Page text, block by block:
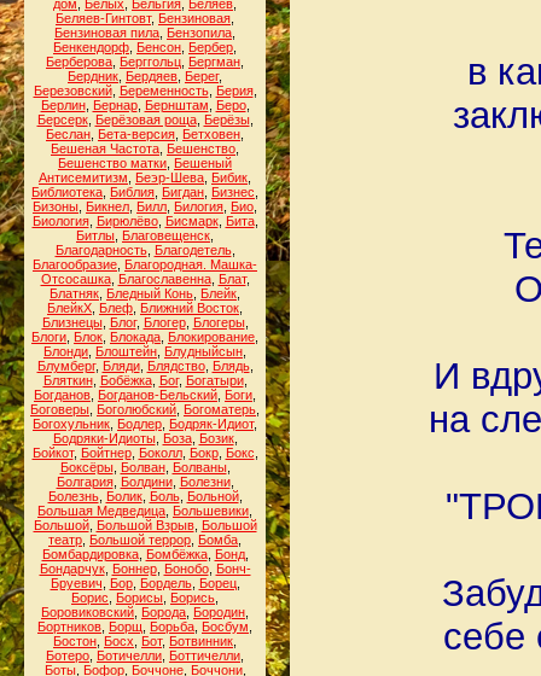
дом
Белых Бельгия Беляев
Беляев-Гинтовт, Бензиновая
Бензиновая пила Бензопила
Бенкендорф Бенсон Бербер
Берберова Берггольц Бергман
Бердник Бердяев Берег,
Березовский, Беременность, Берия,
Берлин, Бернар, Бернштам Беро,
Берсерк, Берёзовая роща, Берёзы,
Беслан Бета-версия Бетховен
Бешеная Частота Бешенство
Бешенство матки Бешеный
Антисемитизм
Беэр-Шева Бибик
Библиотека Библия Бигдан Бизнес
Бизоны Бикнел Билл Билогия Био
Биология, Бирюлёво, Бисмарк, Бита,
Битлы Благовещенск
Благодарность, Благодетель,
Благообразие Благородная. Машка-
Отсосашка, Благославенна, Блат,
Блатняк Бледный Конь Блейк
БлейкХ Блеф Ближний Восток
Близнецы, Блог, Блогер, Блогеры,
Блоги Блок Блокада Блокирование
Блонди Блоштейн Блудныйсын
Блумберг, Бляди, Блядство, Блядь,
Бляткин, Бобёжка, Бог, Богатыри,
Богданов Богданов-Бельский Боги
Боговеры Боголюбский Богоматерь
Богохульник Бодлер Бодряк-Идиот,
Бодряки-Идиоты, Боза, Бозик,
Бойкот, Бойтнер, Боколл, Бокр, Бокс
Боксёры, Болван, Болваны,
Болгария, Болдини, Болезни,
Болезнь, Болик, Боль, Больной,
Большая Медведица Большевики
Большой, Большой Взрыв, Большой
театр Большой террор Бомба
Бомбардировка, Бомбёжка, Бонд,
Бондарчук, Боннер, Бонобо, Бонч-
Бруевич
Бор, Бордель, Борец,
Борис
Борисы Борись
Боровиковский Борода Бородин
Бортников Борщ Борьба Босбум
Бостон Босх Бот, Ботвинник
Ботеро Ботичелли Боттичелли
Боты, Бофор, Боччоне, Боччони,
в
И
на
себе